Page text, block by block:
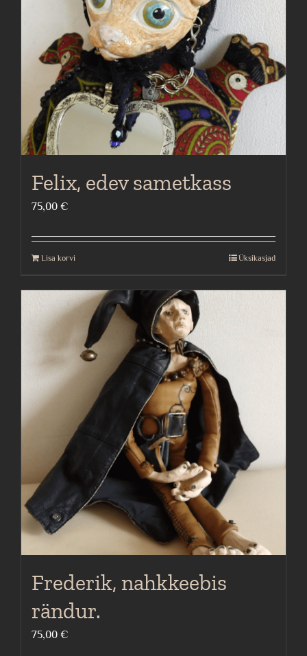
Felix, edev sametkass
75,00 €
Lisa korvi Üksikasjad
Frederik, nahkkeebis
rändur.
75,00 €